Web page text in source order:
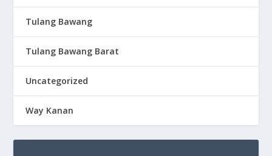
Tulang Bawang
Tulang Bawang Barat
Uncategorized
Way Kanan